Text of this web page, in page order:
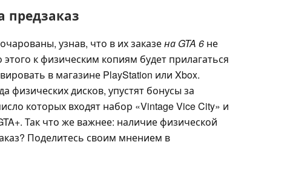
предзаказ
узнав, что в их заказена GTA 6 не
к физическим копиям будет прилагаться
в магазине PlayStation или Xbox.
физических дисков, упустят бонусы за
которых входят набор «Vintage Vice City» и
Так что же важнее: наличие физической
Поделитесь своим мнением в